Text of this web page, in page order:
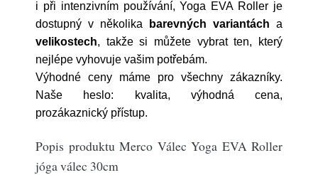
i při intenzivním používání, Yoga EVA Roller je
dostupný v několika
barevných variantách a
velikostech, takže si můžete vybrat ten, který
nejlépe vyhovuje vašim potřebám.
Výhodné ceny máme pro všechny zákazníky.
Naše heslo: kvalita, výhodná cena,
prozákaznický přístup.
Popis produktu Merco Válec Yoga EVA Roller
jóga válec 30cm